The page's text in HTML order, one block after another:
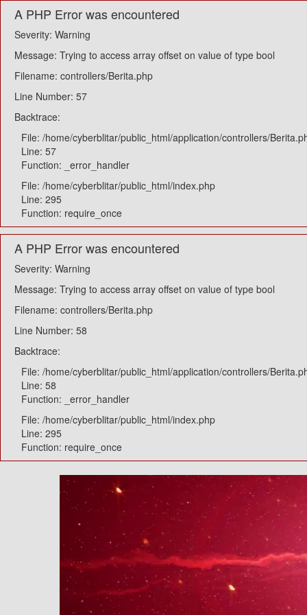
A PHP Error was encountered
Severity: Warning
Message: Trying to access array offset on value of type bool
Filename: controllers/Berita.php
Line Number: 57
Backtrace:
File: /home/cyberblitar/public_html/application/controllers/
Line: 57
Function: _error_handler
File: /home/cyberblitar/public_html/index.php
Line: 295
Function: require_once
A PHP Error was encountered
Severity: Warning
Message: Trying to access array offset on value of type bool
Filename: controllers/Berita.php
Line Number: 58
Backtrace:
File: /home/cyberblitar/public_html/application/controllers/
Line: 58
Function: _error_handler
File: /home/cyberblitar/public_html/index.php
Line: 295
Function: require_once